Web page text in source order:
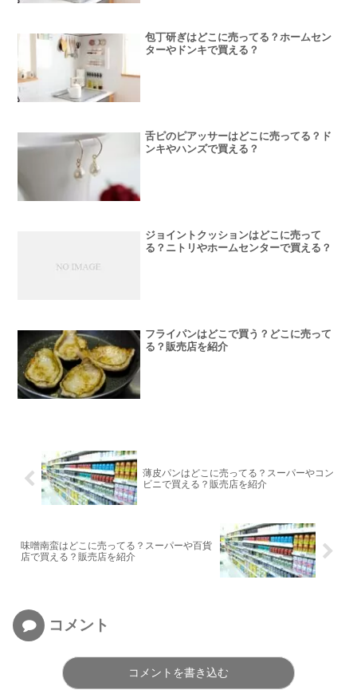
包丁研ぎはどこに売ってる？ホームセン
ターやドンキで買える？
舌ピのピアッサーはどこに売ってる？ド
ンキやハンズで買える？
ジョイントクッションはどこに売って
る？ニトリやホームセンターで買える？
フライパンはどこで買う？どこに売って
る？販売店を紹介
薄皮パンはどこに売ってる？スーパーやコン
ビニで買える？販売店を紹介
味噌南蛮はどこに売ってる？スーパーや百貨
店で買える？販売店を紹介
コメント
コメントを書き込む